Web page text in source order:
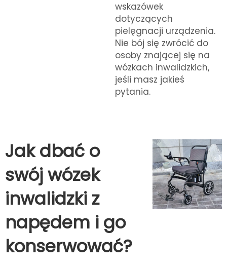
wskazówek
dotyczących
pielęgnacji urządzenia.
Nie bój się zwrócić do
osoby znającej się na
wózkach inwalidzkich,
jeśli masz jakieś
pytania.
Jak dbać o
swój wózek
inwalidzki z
napędem i go
konserwować?